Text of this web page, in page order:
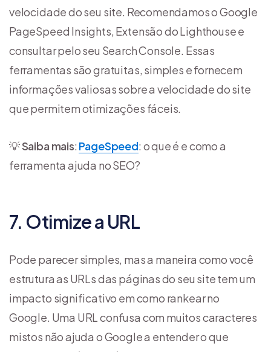
velocidade do seu site. Recomendamos o Google
PageSpeed ​​Insights, Extensão do Lighthouse e
consultar pelo seu Search Console. Essas
ferramentas são gratuitas, simples e fornecem
informações valiosas sobre a velocidade do site
que permitem otimizações fáceis.
💡Saiba mais: PageSpeed: o que é e como a
ferramenta ajuda no SEO?
7. Otimize a URL
Pode parecer simples, mas a maneira como você
estrutura as URLs das páginas do seu site tem um
impacto significativo em como rankear no
Google. Uma URL confusa com muitos caracteres
mistos não ajuda o Google a entender o que